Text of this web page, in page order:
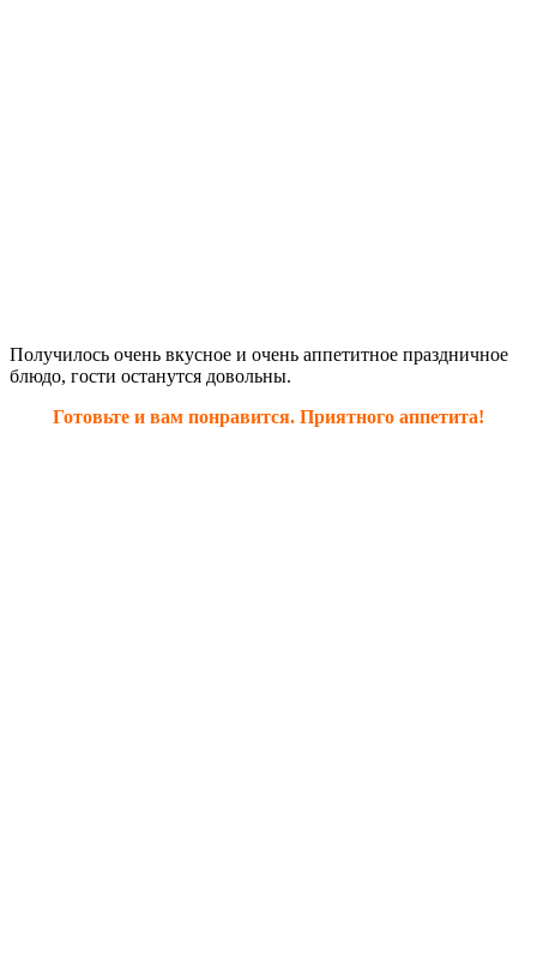
Получилось очень вкусное и очень аппетитное праздничное
блюдо, гости останутся довольны.
Готовьте и вам понравится. Приятного аппетита!